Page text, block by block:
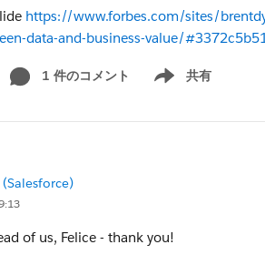
https://www.forbes.com/sites/
data-and-business-value/
1 件のコメント 共有
Show menu
of us, Felice - thank you!